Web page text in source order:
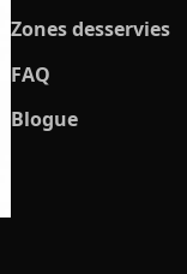
Zones desservies
FAQ
Blogue